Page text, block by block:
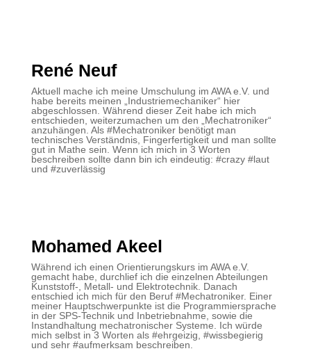
René Neuf
Aktuell mache ich meine Umschulung im AWA e.V. und
habe bereits meinen „Industriemechaniker“ hier
abgeschlossen. Während dieser Zeit habe ich mich
entschieden, weiterzumachen um den „Mechatroniker“
anzuhängen. Als #Mechatroniker benötigt man
technisches Verständnis, Fingerfertigkeit und man sollte
gut in Mathe sein. Wenn ich mich in 3 Worten
beschreiben sollte dann bin ich eindeutig: #crazy #laut
und #zuverlässig
Mohamed Akeel
Während ich einen Orientierungskurs im AWA e.V.
gemacht habe, durchlief ich die einzelnen Abteilungen
Kunststoff-, Metall- und Elektrotechnik. Danach
entschied ich mich für den Beruf #Mechatroniker. Einer
meiner Hauptschwerpunkte ist die Programmiersprache
in der SPS-Technik und Inbetriebnahme, sowie die
Instandhaltung mechatronischer Systeme. Ich würde
mich selbst in 3 Worten als #ehrgeizig, #wissbegierig
und sehr #aufmerksam beschreiben.